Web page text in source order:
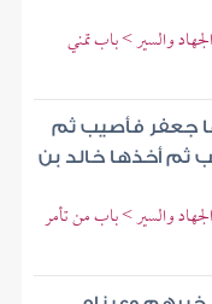
والسير > باب تمني
جعفر فأصيب ثم
ثم أخذها خالد بن
والسير > باب من تأمر